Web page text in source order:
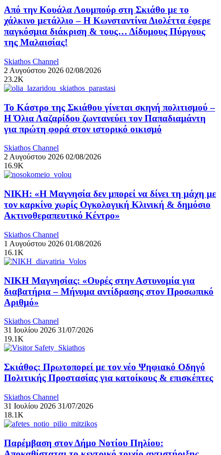
Από την Κουάλα Λουμπούρ στη Σκιάθο με το
χάλκινο μετάλλιο – Η Κωνσταντίνα Διολέττα έφερε
παγκόσμια διάκριση & τους… Δίδυμους Πύργους
της Μαλαισίας!
Skiathos Channel
2 Αυγούστου 2026 02/08/2026
23.2K
Το Κάστρο της Σκιάθου γίνεται σκηνή πολιτισμού –
Η Όλια Λαζαρίδου ζωντανεύει τον Παπαδιαμάντη
για πρώτη φορά στον ιστορικό οικισμό
Skiathos Channel
2 Αυγούστου 2026 02/08/2026
16.9K
ΝΙΚΗ: «Η Μαγνησία δεν μπορεί να δίνει τη μάχη με
τον καρκίνο χωρίς Ογκολογική Κλινική & δημόσιο
Ακτινοθεραπευτικό Κέντρο»
Skiathos Channel
1 Αυγούστου 2026 01/08/2026
16.1K
ΝΙΚΗ Μαγνησίας: «Ουρές στην Αστυνομία για
διαβατήρια – Μήνυμα αντίδρασης στον Προσωπικό
Αριθμό»
Skiathos Channel
31 Ιουλίου 2026 31/07/2026
19.1K
Σκιάθος: Πρωτοπορεί με τον νέο Ψηφιακό Οδηγό
Πολιτικής Προστασίας για κατοίκους & επισκέπτες
Skiathos Channel
31 Ιουλίου 2026 31/07/2026
18.1K
Παρέμβαση στον Δήμο Νοτίου Πηλίου: